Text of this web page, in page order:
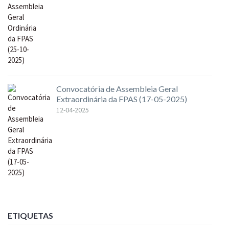
Convocatória de Assembleia Geral
Extraordinária da FPAS (17-05-2025)
12-04-2025
ETIQUETAS